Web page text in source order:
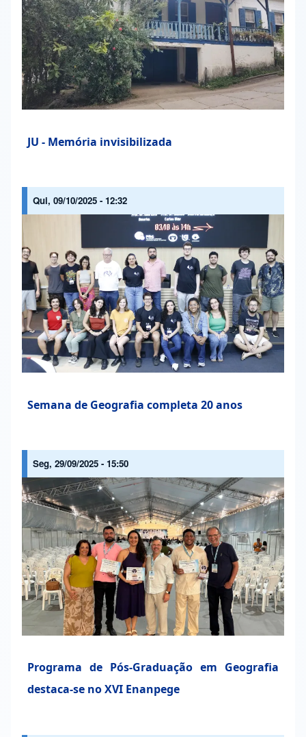
JU - Memória invisibilizada
Qui, 09/10/2025 - 12:32
Semana de Geografia completa 20 anos
Seg, 29/09/2025 - 15:50
Programa de Pós-Graduação em Geografia
destaca-se no XVI Enanpege